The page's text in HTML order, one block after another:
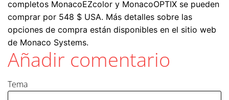
completos MonacoEZcolor y MonacoOPTIX se pueden
comprar por 548 $ USA. Más detalles sobre las
opciones de compra están disponibles en el sitio web
de Monaco Systems.
Añadir comentario
Tema